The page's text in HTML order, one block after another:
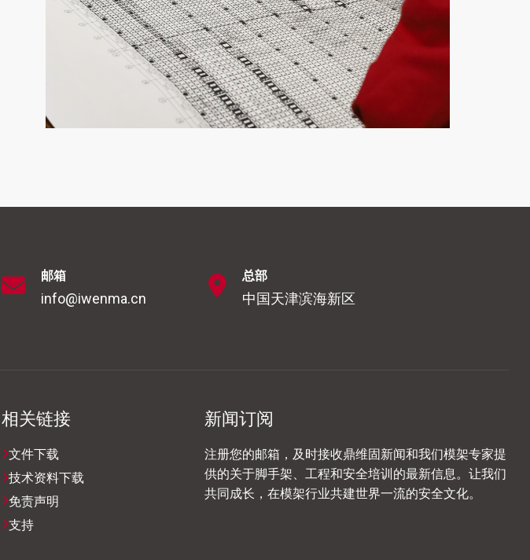
邮箱
info@iwenma.cn
总部
中国天津滨海新区
相关链接
文件下载
技术资料下载
免责声明
支持
新闻订阅
注册您的邮箱，及时接收鼎维固新闻和我们模架专家提
供的关于脚手架、工程和安全培训的最新信息。让我们
共同成长，在模架行业共建世界一流的安全文化。